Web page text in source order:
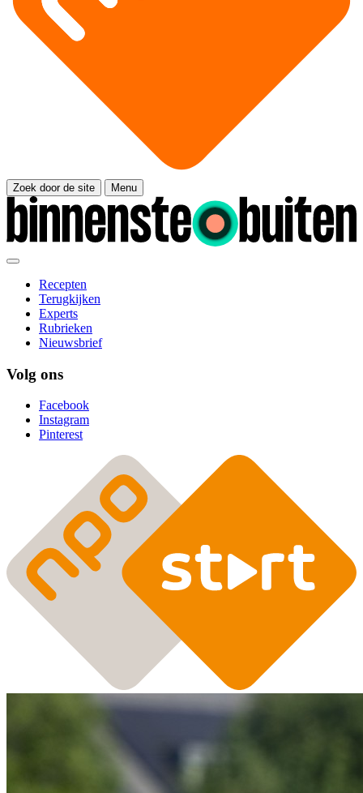
Zoek door de site Menu
Recepten
Terugkijken
Experts
Rubrieken
Nieuwsbrief
Volg ons
Facebook
Instagram
Pinterest